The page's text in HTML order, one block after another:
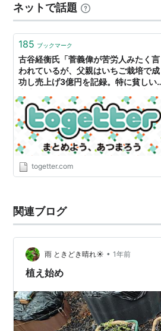
ネットで話題
185 ブックマーク
古谷経衡氏「菅義偉が苦労人みたく言
われているが、父親はいちご栽培で成
功し売上げ3億円を記録。特に貧しい
「菅義偉さんの父親がイチゴ農家で成
功したのは晩年になってから。ガセネ
タを流すのはよくない。」 - Togetter
togetter.com
関連ブログ
雨 ときどき晴れ☀ • 1年前
植え始め